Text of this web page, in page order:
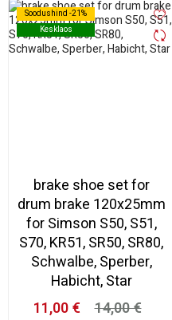
Soodushind -21%
Kesklaos
Soodushind -21%
Kesklaos
brake shoe set for
drum brake 120x25mm
for Simson S50, S51,
S70, KR51, SR50, SR80,
Schwalbe, Sperber,
Habicht, Star
11,00 €
14,00 €